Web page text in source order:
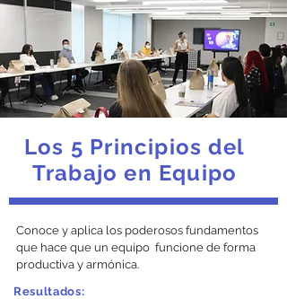
Los 5 Principios del
Trabajo en Equipo
Conoce y aplica los poderosos fundamentos
que hace que un equipo funcione de forma
productiva y armónica.
Resultados: